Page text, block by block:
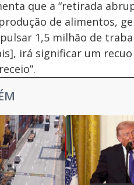
que a “retirada
de alimentos,
1,5 milhão de
irá significar um